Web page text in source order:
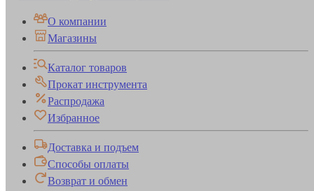
О компании
Магазины
Каталог товаров
Прокат инструмента
Распродажа
Избранное
Доставка и подъем
Способы оплаты
Возврат и обмен